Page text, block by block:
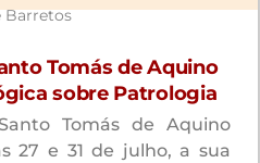
Barretos
Tomás de Aquino
sobre Patrologia
Tomás de Aquino
27 e 31 de julho, a sua